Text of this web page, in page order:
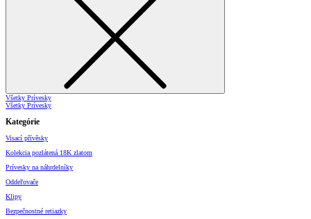
Všetky Prívesky
Všetky Prívesky
Kategórie
Visací přívěsky
Kolekcia pozlátená 18K zlatom
Prívesky na náhrdelníky
Oddeľovače
Klipy
Bezpečnostné retiazky